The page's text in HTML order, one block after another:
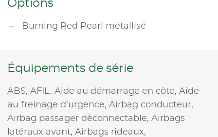
Options
Burning Red Pearl métallisé
Équipements de série
ABS, AFIL, Aide au démarrage en côte, Aide
au freinage d'urgence, Airbag conducteur,
Airbag passager déconnectable, Airbags
latéraux avant, Airbags rideaux,